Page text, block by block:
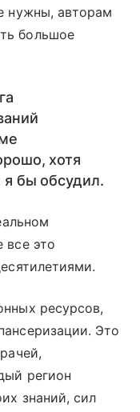
нужны, авторам
большое
хотя
я бы обсудил.
все это
ресурсов,
Это
регион
знаний, сил